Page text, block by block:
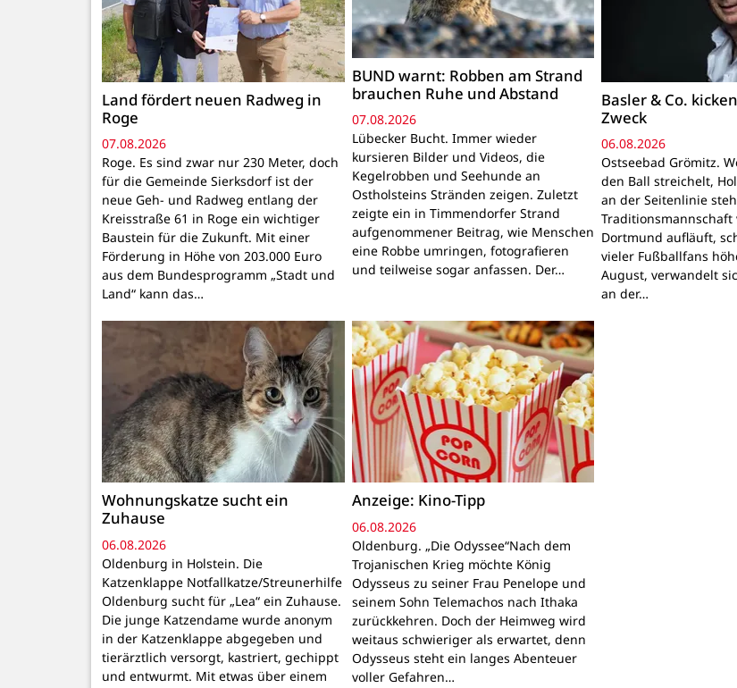
Land fördert neuen Radweg in
Roge
07.08.2026
Roge. Es sind zwar nur 230 Meter, doch
für die Gemeinde Sierksdorf ist der
neue Geh- und Radweg entlang der
Kreisstraße 61 in Roge ein wichtiger
Baustein für die Zukunft. Mit einer
Förderung in Höhe von 203.000 Euro
aus dem Bundesprogramm „Stadt und
Land“ kann das…
BUND warnt: Robben am Strand
brauchen Ruhe und Abstand
07.08.2026
Lübecker Bucht. Immer wieder
kursieren Bilder und Videos, die
Kegelrobben und Seehunde an
Ostholsteins Stränden zeigen. Zuletzt
zeigte ein in Timmendorfer Strand
aufgenommener Beitrag, wie Menschen
eine Robbe umringen, fotografieren
und teilweise sogar anfassen. Der…
Basler & Co.
Zweck
06.08.2026
Ostseebad Grömitz.
den Ball streichelt,
an der Seitenlinie
Traditionsmannschaft
Dortmund aufläuft,
vieler Fußballfans
August, verwandelt
an der…
Wohnungskatze sucht ein
Zuhause
06.08.2026
Oldenburg in Holstein. Die
Katzenklappe Notfallkatze/Streunerhilfe
Oldenburg sucht für „Lea“ ein Zuhause.
Die junge Katzendame wurde anonym
in der Katzenklappe abgegeben und
tierärztlich versorgt, kastriert, gechippt
und entwurmt. Mit etwas über einem
Anzeige: Kino-Tipp
06.08.2026
Oldenburg. „Die Odyssee“Nach dem
Trojanischen Krieg möchte König
Odysseus zu seiner Frau Penelope und
seinem Sohn Telemachos nach Ithaka
zurückkehren. Doch der Heimweg wird
weitaus schwieriger als erwartet, denn
Odysseus steht ein langes Abenteuer
voller Gefahren…